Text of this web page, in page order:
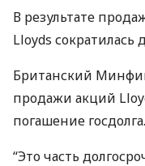
В результате
Lloyds сократилась
Британский
продажи акций
погашение госдолга.
“Это часть